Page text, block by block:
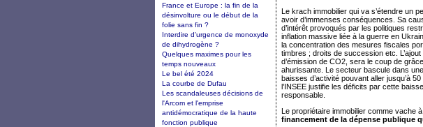
Le krach immobilier qui va s’étendre un
avoir d’immenses conséquences. Sa
d’intérêt provoqués par les politiques
inflation massive liée à la guerre en
la concentration des mesures fiscales
timbres ; droits de succession etc.
d’émission de CO2, sera le coup de
ahurissante. Le secteur bascule dans
baisses d’activité pouvant aller jusqu’à
l’INSEE justifie les déficits par cette
responsable.
Le propriétaire immobilier comme vache
financement de la dépense publique
France et Europe : la fin de la
désinvolture ou le début de la
folie sans fin ?
Interdire d'urgence de monoxyde
de dihydrogène ?
Quelques maximes pour les
temps nouveaux
Le bel été 2024
La courbe de Dufau
Les scandaleuses décisions de
l'Arcom et l'emprise
antidémocratique de la haute
fonction publique